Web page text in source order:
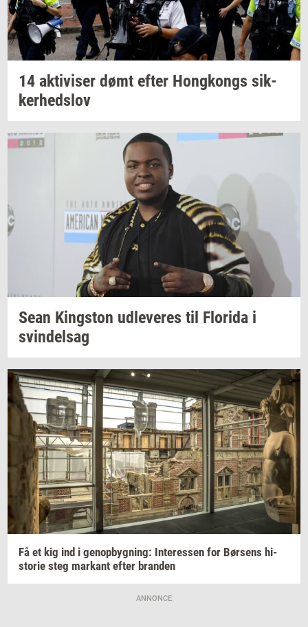
14 ak­ti­vi­ser dømt efter Hong­kongs sik­
ker­heds­lov
Sean King­s­ton ud­le­ve­res til Fl­o­ri­da i
svin­del­sag
Få et kig ind i genop­byg­ning: In­ter­es­sen for Bør­sens hi­
sto­rie steg mar­kant efter bran­den
ANNONCE